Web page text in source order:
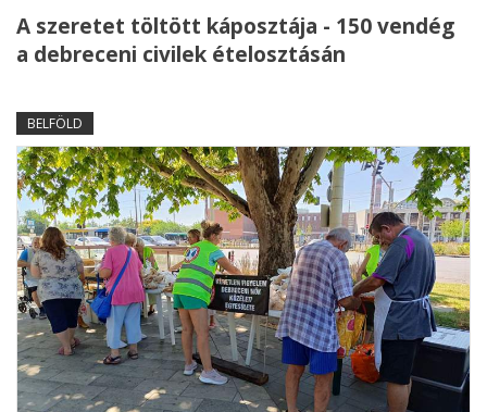
A szeretet töltött káposztája - 150 vendég
a debreceni civilek ételosztásán
BELFÖLD